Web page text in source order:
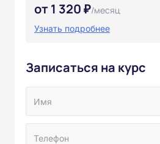
от 1 320 ₽/месяц
Узнать подробнее
Записаться на курс